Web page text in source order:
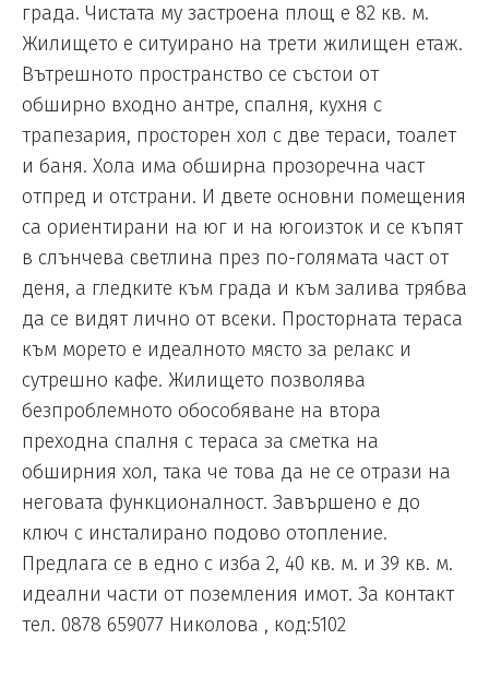
града. Чистата му застроена площ е 82 кв. м.
Жилището е ситуирано на трети жилищен етаж.
Вътрешното пространство се състои от
обширно входно антре, спалня, кухня с
трапезария, просторен хол с две тераси, тоалет
и баня. Хола има обширна прозоречна част
отпред и отстрани. И двете основни помещения
са ориентирани на юг и на югоизток и се къпят
в слънчева светлина през по-голямата част от
деня, а гледките към града и към залива трябва
да се видят лично от всеки. Просторната тераса
към морето е идеалното място за релакс и
сутрешно кафе. Жилището позволява
безпроблемното обособяване на втора
преходна спалня с тераса за сметка на
обширния хол, така че това да не се отрази на
неговата функционалност. Завършено е до
ключ с инсталирано подово отопление.
Предлага се в едно с изба 2, 40 кв. м. и 39 кв. м.
идеални части от поземления имот. За контакт
тел. 0878 659077 Николова , код:5102